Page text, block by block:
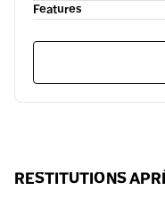
Features
RESTITUTIONS